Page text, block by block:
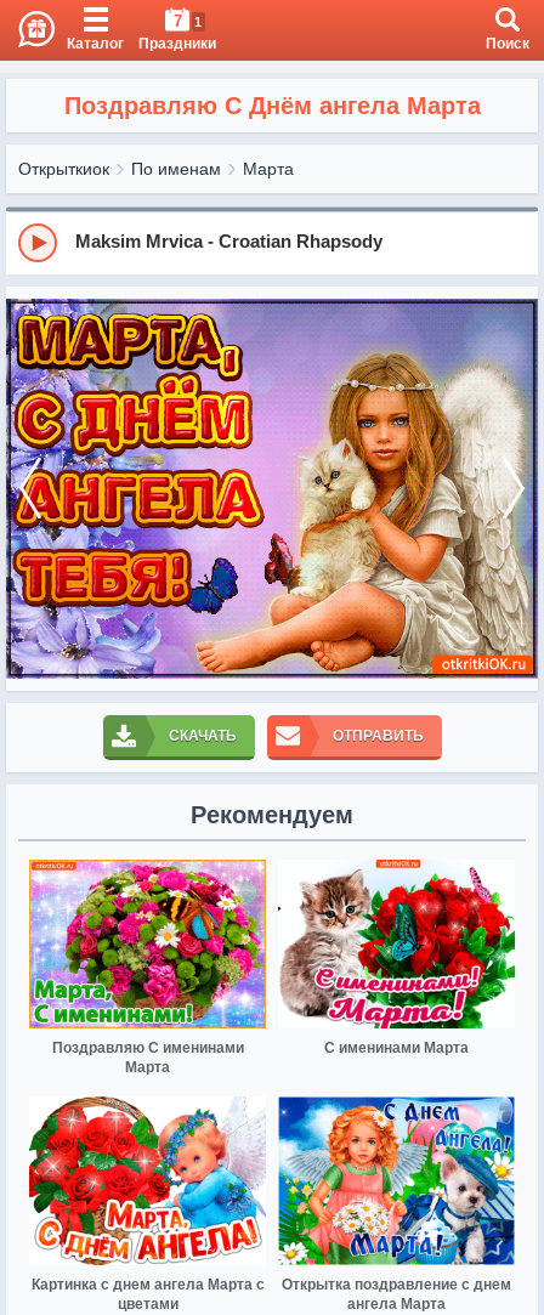
Каталог
7 1
Праздники Поиск
Поздравляю С Днём ангела Марта
Открыткиок По именам Марта
Maksim Mrvica - Croatian Rhapsody
СКАЧАТЬ ОТПРАВИТЬ
Рекомендуем
Поздравляю С именинами
Марта
С именинами Марта
Картинка с днем ангела Марта с
цветами
Открытка поздравление с днем
ангела Марта